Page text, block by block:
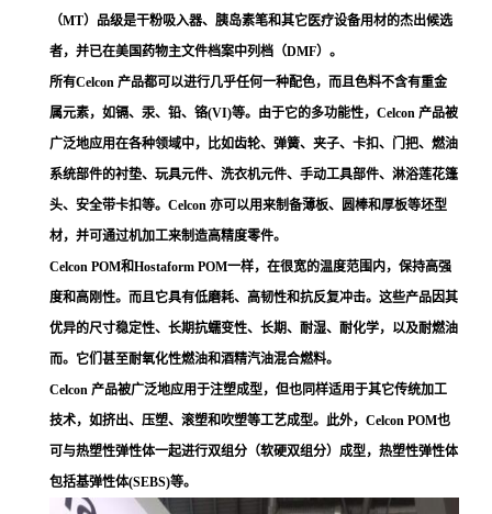
（MT）品级是干粉吸入器、胰岛素笔和其它医疗设备用材的杰出候选
者，并已在美国药物主文件档案中列档（DMF）。
所有Celcon 产品都可以进行几乎任何一种配色，而且色料不含有重金
属元素，如镉、汞、铅、铬(VI)等。由于它的多功能性，Celcon 产品被
广泛地应用在各种领域中，比如齿轮、弹簧、夹子、卡扣、门把、燃油
系统部件的衬垫、玩具元件、洗衣机元件、手动工具部件、淋浴莲花篷
头、安全带卡扣等。Celcon 亦可以用来制备薄板、圆棒和厚板等坯型
材，并可通过机加工来制造高精度零件。
Celcon POM和Hostaform POM一样，在很宽的温度范围内，保持高强
度和高刚性。而且它具有低磨耗、高韧性和抗反复冲击。这些产品因其
优异的尺寸稳定性、长期抗蠕变性、长期、耐湿、耐化学，以及耐燃油
而。它们甚至耐氧化性燃油和酒精汽油混合燃料。
Celcon 产品被广泛地应用于注塑成型，但也同样适用于其它传统加工
技术，如挤出、压塑、滚塑和吹塑等工艺成型。此外，Celcon POM也
可与热塑性弹性体一起进行双组分（软硬双组分）成型，热塑性弹性体
包括基弹性体(SEBS)等。